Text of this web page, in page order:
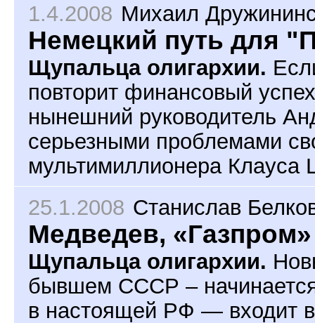
1.4.2008 Михаил
Немецкий путь для
Щупальца олигархии.
повторит финансовый
нынешний руководитель
серьезными проблемами
мультимиллионера Клауса
25.1.2008 Станислав
Медведев,
Щупальца олигархии.
бывшем СССР –
в настоящей РФ — входит